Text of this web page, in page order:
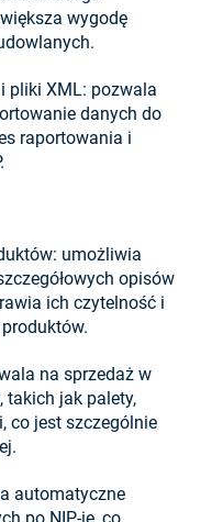
wygodę
pliki XML: pozwala
danych do
raportowania i
umożliwia
opisów
ich czytelność i
na sprzedaż w
takich jak palety,
co jest szczególnie
automatyczne
po NIP-ie, co